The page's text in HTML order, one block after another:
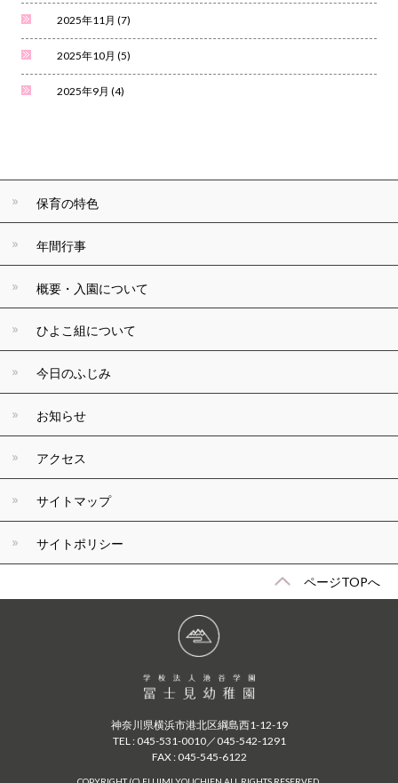
2025年11月 (7)
2025年10月 (5)
2025年9月 (4)
保育の特色
年間行事
概要・入園について
ひよこ組について
今日のふじみ
お知らせ
アクセス
サイトマップ
サイトポリシー
ページTOPへ
神奈川県横浜市港北区綱島西1-12-19
TEL : 045-531-0010／045-542-1291
FAX : 045-545-6122